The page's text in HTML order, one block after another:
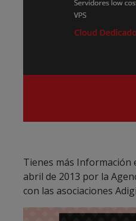
Tienes más Información
abril de 2013 por la
con las asociaciones